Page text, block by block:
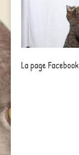
La page Facebook